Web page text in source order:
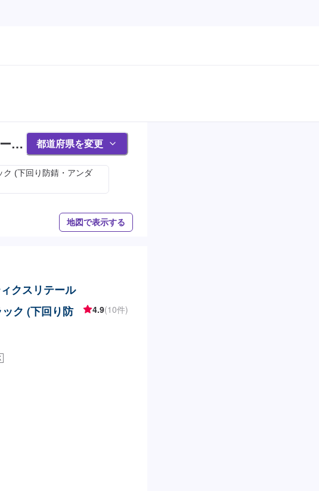
ジ
都道府県を変更
ク (下回り防錆・アンダ
地図で表示する
クスリテール
ク (下回り防
4.9(10件)